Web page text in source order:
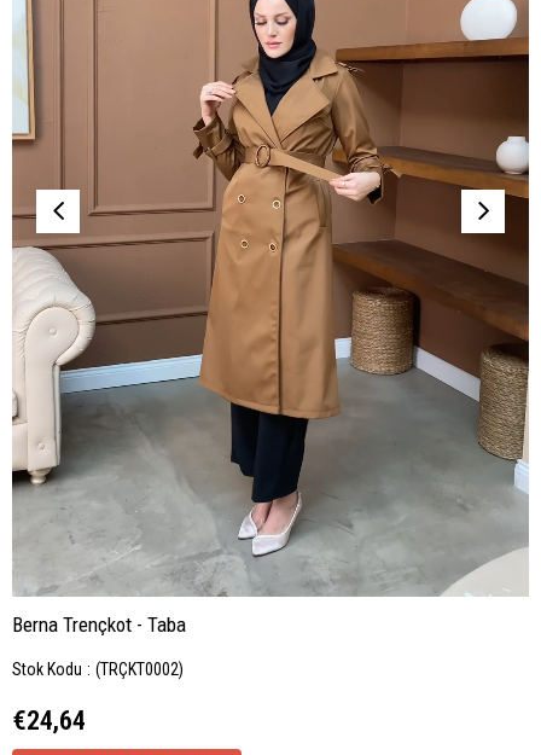
Berna Trençkot - Taba
Stok Kodu (TRÇKT0002)
€24,64